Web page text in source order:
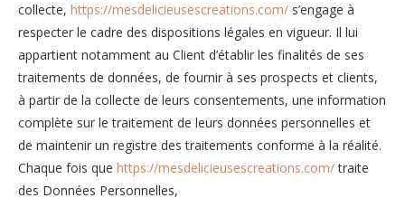
collecte, https://mesdelicieusescreations.com/ s’engage à
respecter le cadre des dispositions légales en vigueur. Il lui
appartient notamment au Client d’établir les finalités de ses
traitements de données, de fournir à ses prospects et clients,
à partir de la collecte de leurs consentements, une information
complète sur le traitement de leurs données personnelles et
de maintenir un registre des traitements conforme à la réalité.
Chaque fois que https://mesdelicieusescreations.com/traite
des Données Personnelles,